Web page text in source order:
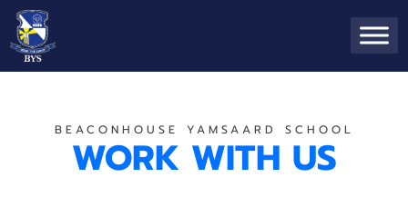
BEACONHOUSE YAMSAARD SCHOOL
WORK WITH US